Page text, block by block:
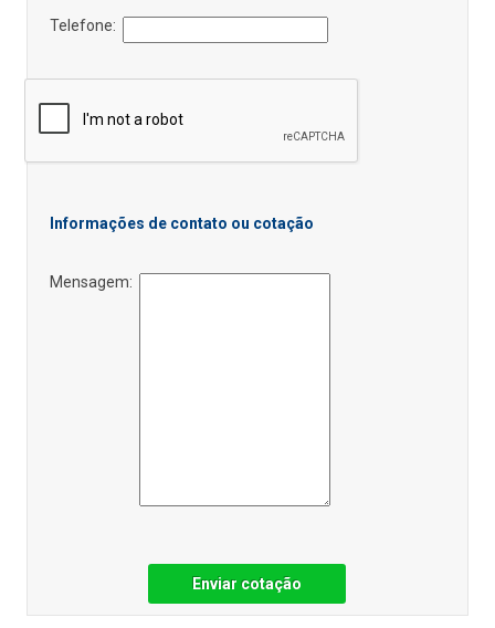
Telefone:
Informações de contato ou cotação
Mensagem:
Enviar cotação